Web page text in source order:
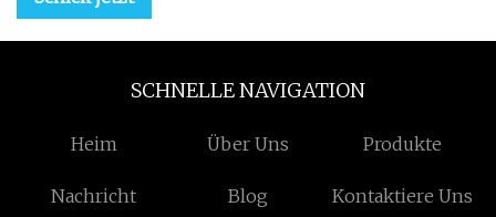
SCHNELLE NAVIGATION
Heim Über Uns Produkte
Nachricht Blog Kontaktiere Uns